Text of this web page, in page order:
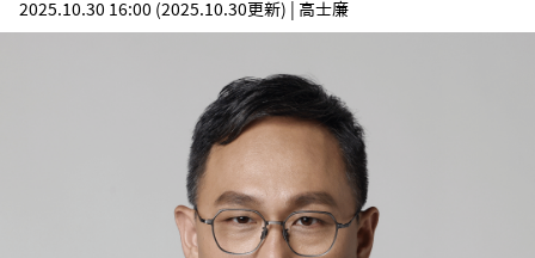
2025.10.30 16:00 (2025.10.30更新) | 高士廉